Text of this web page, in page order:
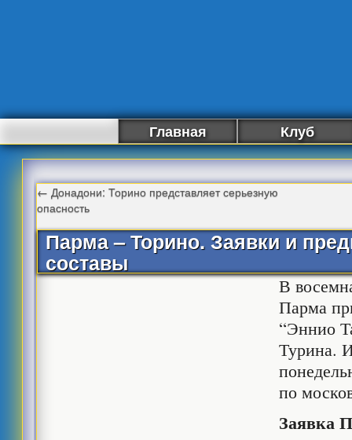
Главная Клуб
← Донадони: Торино представляет серьезную
опасность
Парма – Торино. Заявки и
составы
В
Парма
“Эннио
Турина.
по
Заявка